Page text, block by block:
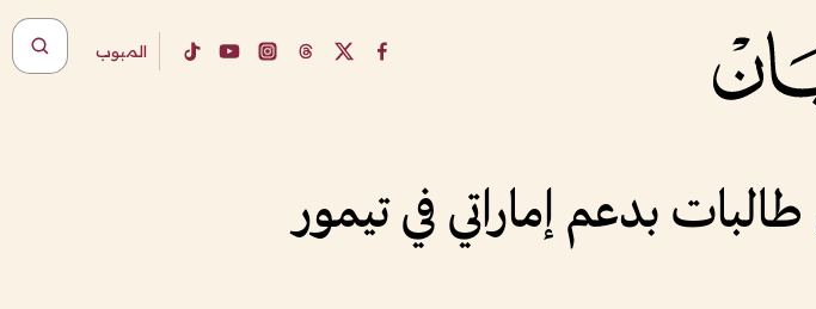
المبوب
بدعم إماراتي في تيمور